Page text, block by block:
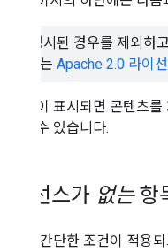
달리 명시된 경우를 제외하
샘플에는 Apache 2.0 라이
이 알림이 표시되면 콘텐츠
사용할 수 있습니다.
라이선스가 없는항
몇 가지 간단한 조건이 적용